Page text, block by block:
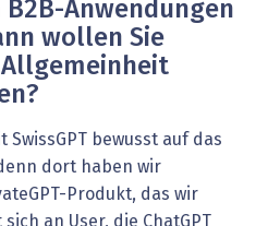
Anwendungen
wollen Sie
Allgemeinheit
bewusst auf das
dort haben wir
Produkt, das wir
an User, die ChatGPT